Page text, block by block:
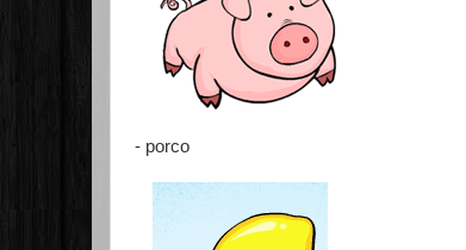
- porco